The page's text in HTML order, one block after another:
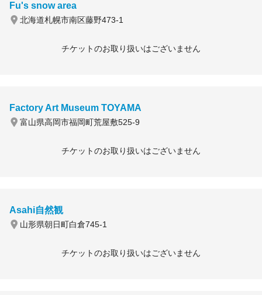
Fu's snow area
北海道札幌市南区藤野473-1
チケットのお取り扱いはございません
Factory Art Museum TOYAMA
富山県高岡市福岡町荒屋敷525-9
チケットのお取り扱いはございません
Asahi自然観
山形県朝日町白倉745-1
チケットのお取り扱いはございません